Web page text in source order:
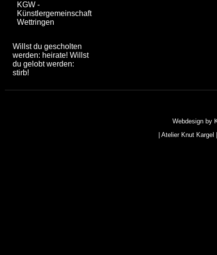
KGW -
Künstlergemeinschaft
Wettringen
Willst du gescholten
werden: heirate! Willst
du gelobt werden:
stirb!
Webdesign by
|Atelier Knut Kargel